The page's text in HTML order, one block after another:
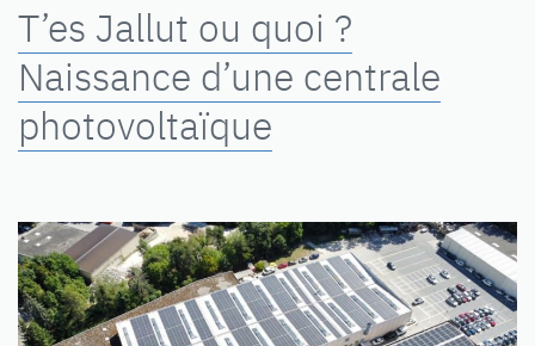
T’es Jallut ou quoi ?
Naissance d’une centrale
photovoltaïque